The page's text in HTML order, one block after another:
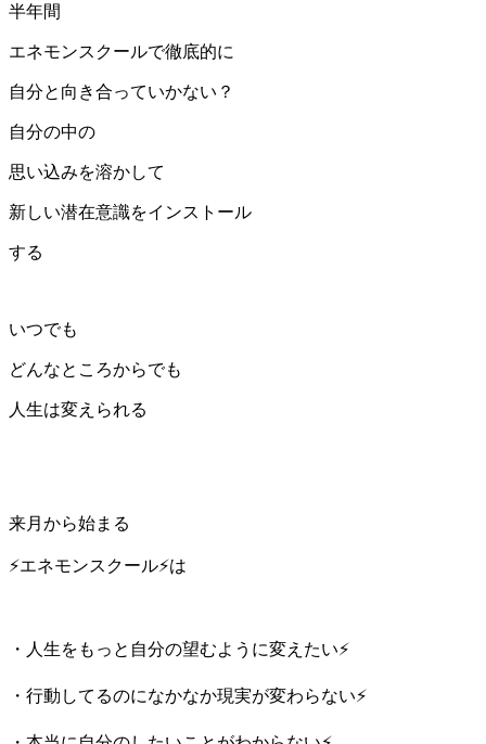
半年間
エネモンスクールで徹底的に
自分と向き合っていかない？
自分の中の
思い込みを溶かして
新しい潜在意識をインストール
する
いつでも
どんなところからでも
人生は変えられる
来月から始まる
⚡️エネモンスクール⚡️は
・人生をもっと自分の望むように変えたい⚡️
・行動してるのになかなか現実が変わらない⚡️